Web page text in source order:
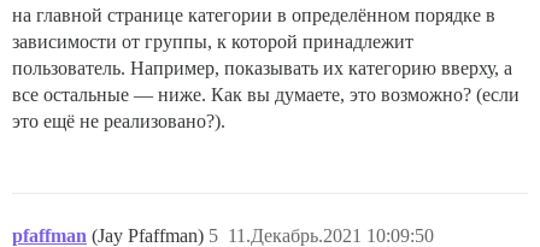
на главной странице категории в определённом порядке в
зависимости от группы, к которой принадлежит
пользователь. Например, показывать их категорию вверху, а
все остальные — ниже. Как вы думаете, это возможно? (если
это ещё не реализовано?).
pfaffman (Jay Pfaffman) 11.Декабрь.2021 10:09:50
5